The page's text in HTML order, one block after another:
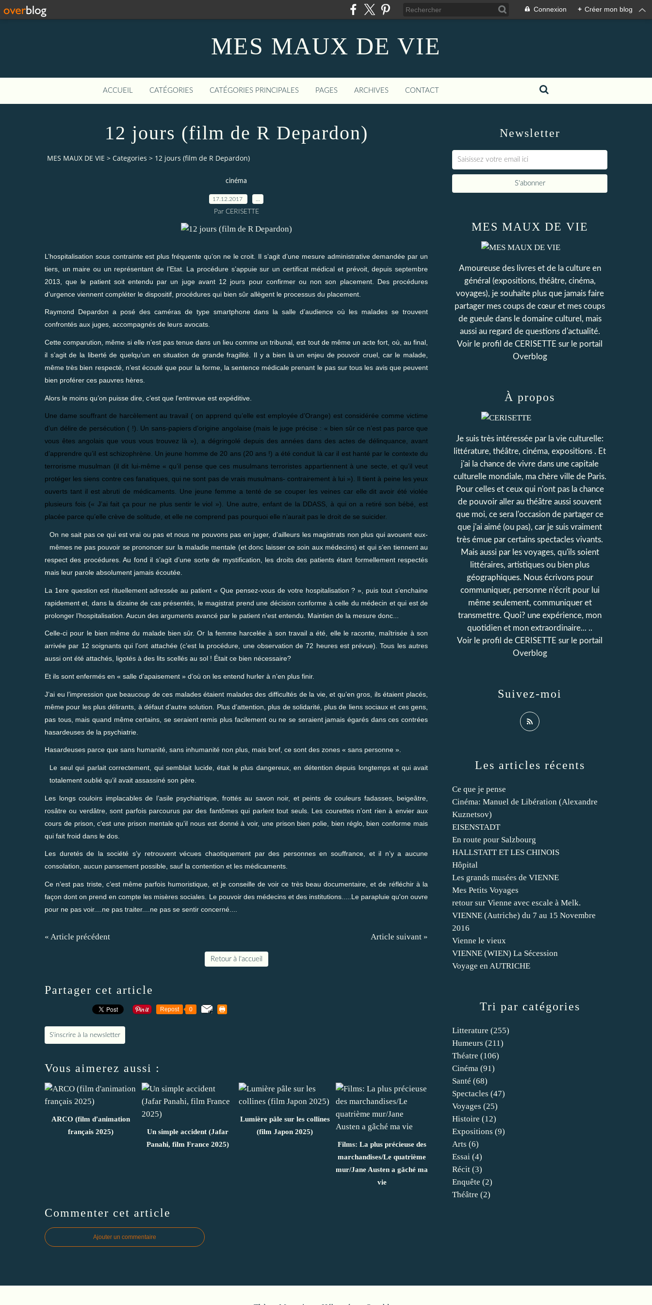
Connexion + Créer mon blog
MES MAUX DE VIE
ACCUEIL CATÉGORIES CATÉGORIES PRINCIPALES PAGES ARCHIVES CONTACT
12 jours (film de R Depardon)
MES MAUX DE VIE > Categories > 12 jours (film de R Depardon)
cinéma
17.12.2017
Par CERISETTE
L’hospitalisation sous contrainte est plus fréquente qu’on ne le croit. Il s’agit d’une mesure administrative demandée par un
tiers, un maire ou un représentant de l’Etat. La procédure s’appuie sur un certificat médical et prévoit, depuis septembre
2013, que le patient soit entendu par un juge avant 12 jours pour confirmer ou non son placement. Des procédures
d’urgence viennent compléter le dispositif, procédures qui bien sûr allègent le processus du placement.
Raymond Depardon a posé des caméras de type smartphone dans la salle d’audience où les malades se trouvent
confrontés aux juges, accompagnés de leurs avocats.
Cette comparution, même si elle n’est pas tenue dans un lieu comme un tribunal, est tout de même un acte fort, où, au final,
il s’agit de la liberté de quelqu’un en situation de grande fragilité. Il y a bien là un enjeu de pouvoir cruel, car le malade,
même très bien respecté, n’est écouté que pour la forme, la sentence médicale prenant le pas sur tous les avis que peuvent
bien proférer ces pauvres hères.
Alors le moins qu’on puisse dire, c’est que l’entrevue est expéditive.
Une dame souffrant de harcèlement au travail ( on apprend qu’elle est employée d’Orange) est considérée comme victime
d’un délire de persécution ( !). Un sans-papiers d’origine angolaise (mais le juge précise : « bien sûr ce n’est pas parce que
vous êtes angolais que vous vous trouvez là »), a dégringolé depuis des années dans des actes de délinquance, avant
d’apprendre qu’il est schizophrène. Un jeune homme de 20 ans (20 ans !) a été conduit là car il est hanté par le contexte du
terrorisme musulman (il dit lui-même « qu’il pense que ces musulmans terroristes appartiennent à une secte, et qu’il veut
protéger les siens contre ces fanatiques, qui ne sont pas de vrais musulmans- contrairement à lui »). Il tient à peine les yeux
ouverts tant il est abruti de médicaments. Une jeune femme a tenté de se couper les veines car elle dit avoir été violée
plusieurs fois (« J’ai fait ça pour ne plus sentir le viol »). Une autre, enfant de la DDASS, à qui on a retiré son bébé, est
placée parce qu’elle crève de solitude, et elle ne comprend pas pourquoi elle n’aurait pas le droit de se suicider.
On ne sait pas ce qui est vrai ou pas et nous ne pouvons pas en juger, d’ailleurs les magistrats non plus qui avouent eux-
mêmes ne pas pouvoir se prononcer sur la maladie mentale (et donc laisser ce soin aux médecins) et qui s’en tiennent au
respect des procédures. Au fond il s’agit d’une sorte de mystification, les droits des patients étant formellement respectés
mais leur parole absolument jamais écoutée.
La 1ere question est rituellement adressée au patient « Que pensez-vous de votre hospitalisation ? », puis tout s’enchaine
rapidement et, dans la dizaine de cas présentés, le magistrat prend une décision conforme à celle du médecin et qui est de
prolonger l’hospitalisation. Aucun des arguments avancé par le patient n'est entendu. Maintien de la mesure donc...
Celle-ci pour le bien même du malade bien sûr. Or la femme harcelée à son travail a été, elle le raconte, maîtrisée à son
arrivée par 12 soignants qui l’ont attachée (c’est la procédure, une observation de 72 heures est prévue). Tous les autres
aussi ont été attachés, ligotés à des lits scellés au sol ! Était ce bien nécessaire?
Et ils sont enfermés en « salle d’apaisement » d’où on les entend hurler à n’en plus finir.
J’ai eu l’impression que beaucoup de ces malades étaient malades des difficultés de la vie, et qu’en gros, ils étaient placés,
même pour les plus délirants, à défaut d’autre solution. Plus d’attention, plus de solidarité, plus de liens sociaux et ces gens,
pas tous, mais quand même certains, se seraient remis plus facilement ou ne se seraient jamais égarés dans ces contrées
hasardeuses de la psychiatrie.
Hasardeuses parce que sans humanité, sans inhumanité non plus, mais bref, ce sont des zones « sans personne ».
Le seul qui parlait correctement, qui semblait lucide, était le plus dangereux, en détention depuis longtemps et qui avait
totalement oublié qu’il avait assassiné son père.
Les longs couloirs implacables de l’asile psychiatrique, frottés au savon noir, et peints de couleurs fadasses, beigeâtre,
rosâtre ou verdâtre, sont parfois parcourus par des fantômes qui parlent tout seuls. Les courettes n’ont rien à envier aux
cours de prison, c’est une prison mentale qu’il nous est donné à voir, une prison bien polie, bien réglo, bien conforme mais
qui fait froid dans le dos.
Les duretés de la société s’y retrouvent vécues chaotiquement par des personnes en souffrance, et il n’y a aucune
consolation, aucun pansement possible, sauf la contention et les médicaments.
Ce n’est pas triste, c’est même parfois humoristique, et je conseille de voir ce très beau documentaire, et de réfléchir à la
façon dont on prend en compte les misères sociales. Le pouvoir des médecins et des institutions.....Le parapluie qu'on ouvre
pour ne pas voir....ne pas traiter....ne pas se sentir concerné....
« Article précédent Article suivant »
Retour à l'accueil
Partager cet article
Repost 0
S'inscrire à la newsletter
Vous aimerez aussi :
ARCO (film d'animation
français 2025)
Un simple accident (Jafar
Panahi, film France 2025)
Lumière pâle sur les collines
(film Japon 2025)
Films: La plus précieuse des
marchandises/Le quatrième
mur/Jane Austen a gâché ma
vie
Commenter cet article
Ajouter un commentaire
Newsletter
Tri par catégories
Litterature (255)
Humeurs (211)
Théatre (106)
Cinéma (91)
Santé (68)
Spectacles (47)
Voyages (25)
Histoire (12)
Expositions (9)
Arts (6)
Essai (4)
Récit (3)
Enquête (2)
Théâtre (2)
Les articles récents
Ce que je pense
Cinéma: Manuel de Libération (Alexandre
Kuznetsov)
EISENSTADT
En route pour Salzbourg
HALLSTATT ET LES CHINOIS
Hôpital
Les grands musées de VIENNE
Mes Petits Voyages
retour sur Vienne avec escale à Melk.
VIENNE (Autriche) du 7 au 15 Novembre
2016
Vienne le vieux
VIENNE (WIEN) La Sécession
Voyage en AUTRICHE
MES MAUX DE VIE
Amoureuse des livres et de la culture en
général (expositions, théâtre, cinéma,
voyages), je souhaite plus que jamais faire
partager mes coups de cœur et mes coups
de gueule dans le domaine culturel, mais
aussi au regard de questions d'actualité.
Voir le profil de CERISETTE sur le portail
Overblog
Suivez-moi
À propos
Je suis très intéressée par la vie culturelle:
littérature, théâtre, cinéma, expositions . Et
j'ai la chance de vivre dans une capitale
culturelle mondiale, ma chère ville de Paris.
Pour celles et ceux qui n'ont pas la chance
de pouvoir aller au théâtre aussi souvent
que moi, ce sera l'occasion de partager ce
que j'ai aimé (ou pas), car je suis vraiment
très émue par certains spectacles vivants.
Mais aussi par les voyages, qu'ils soient
littéraires, artistiques ou bien plus
géographiques. Nous écrivons pour
communiquer, personne n'écrit pour lui
même seulement, communiquer et
transmettre. Quoi? une expérience, mon
quotidien et mon extraordinaire... ..
Voir le profil de CERISETTE sur le portail
Overblog